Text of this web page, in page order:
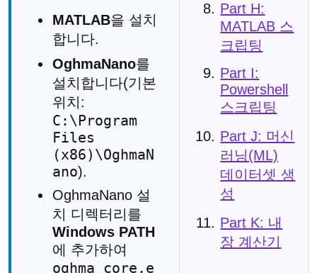
Part H:
MATLAB 스
크립팅
Part I:
Powershell
스크립팅
Part J: 머신
러닝(ML)
데이터셋 생
성
Part K: 내
장 계산기
MATLAB을 설치
합니다.
OghmaNano를
설치합니다(기본
위치:
C:\Program
Files
(x86)\OghmaN
ano).
OghmaNano 설
치 디렉터리를
Windows PATH
에 추가하여
oghma_core.e